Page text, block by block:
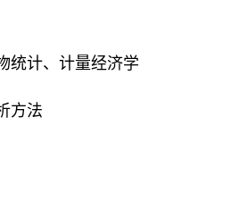
统计、计量经济学
方法